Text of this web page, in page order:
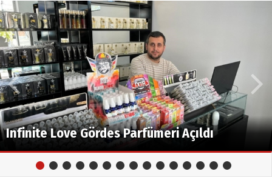
Madam&Adam Giyim Mağazası Açıldı